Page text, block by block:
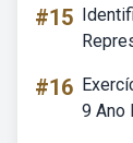
#15
#16
9 Ano